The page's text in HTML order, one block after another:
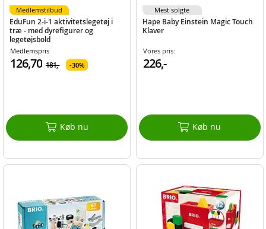
EduFun 2-i-1 aktivitetslegetøj i
træ - med dyrefigurer og
legetøjsbold
Medlemspris
126,70 181,- 30%
Køb nu
Medlemstilbud
Hape Baby Einstein Magic Touch
Klaver
Vores pris:
226,-
Køb nu
Mest solgte